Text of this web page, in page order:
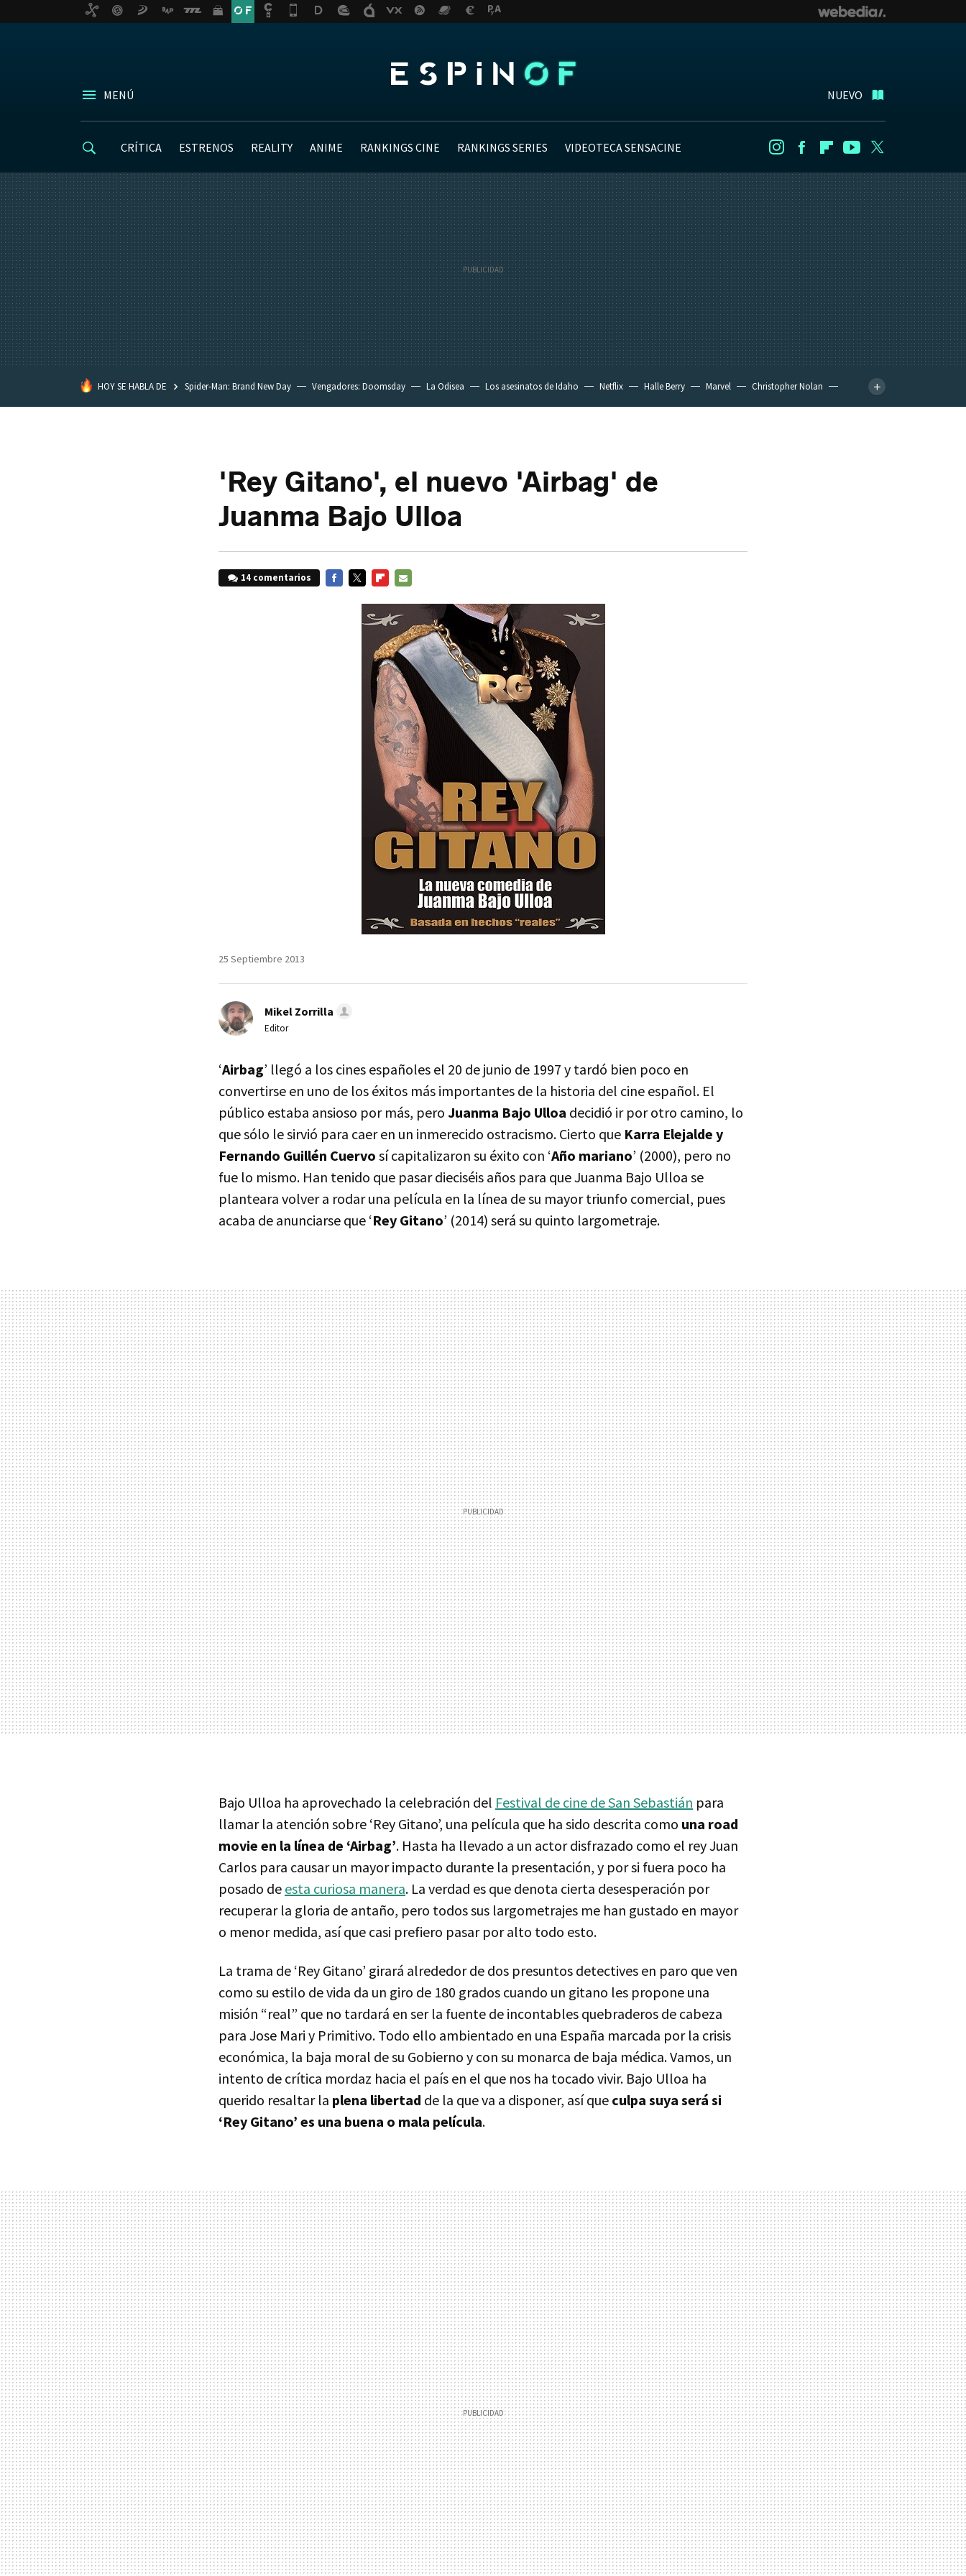
MENÚ NUEVO
CRÍTICA ESTRENOS REALITY ANIME RANKINGS CINE RANKINGS SERIES VIDEOTECA SENSACINE InstagramFacebookFlipboard
Youtube
HOY SE HABLA DE Spider-Man: Brand New Day Vengadores: Doomsday La Odisea Los asesinatos de Idaho Netflix Halle Berry Marvel
Christopher Nolan
'Rey Gitano', el nuevo 'Airbag' de
Juanma Bajo Ulloa
14 comentarios
MAIL
25 Septiembre 2013
Mikel Zorrilla
Editor
‘Airbag’ llegó a los cines españoles el 20 de junio de 1997 y tardó bien poco en
convertirse en uno de los éxitos más importantes de la historia del cine español. El
público estaba ansioso por más, pero Juanma Bajo Ulloa decidió ir por otro camino, lo
que sólo le sirvió para caer en un inmerecido ostracismo. Cierto que Karra Elejalde y
Fernando Guillén Cuervo sí capitalizaron su éxito con ‘Año mariano’ (2000), pero no
fue lo mismo. Han tenido que pasar dieciséis años para que Juanma Bajo Ulloa se
planteara volver a rodar una película en la línea de su mayor triunfo comercial, pues
acaba de anunciarse que ‘Rey Gitano’ (2014) será su quinto largometraje.
Bajo Ulloa ha aprovechado la celebración del Festival de cine de San Sebastián para
llamar la atención sobre ‘Rey Gitano’, una película que ha sido descrita como una road
movie en la línea de ‘Airbag’. Hasta ha llevado a un actor disfrazado como el rey Juan
Carlos para causar un mayor impacto durante la presentación, y por si fuera poco ha
posado de esta curiosa manera. La verdad es que denota cierta desesperación por
recuperar la gloria de antaño, pero todos sus largometrajes me han gustado en mayor
o menor medida, así que casi prefiero pasar por alto todo esto.
La trama de ‘Rey Gitano’ girará alrededor de dos presuntos detectives en paro que ven
como su estilo de vida da un giro de 180 grados cuando un gitano les propone una
misión “real” que no tardará en ser la fuente de incontables quebraderos de cabeza
para Jose Mari y Primitivo. Todo ello ambientado en una España marcada por la crisis
económica, la baja moral de su Gobierno y con su monarca de baja médica. Vamos, un
intento de crítica mordaz hacia el país en el que nos ha tocado vivir. Bajo Ulloa ha
querido resaltar la plena libertad de la que va a disponer, así que culpa suya será si
‘Rey Gitano’ es una buena o mala película.